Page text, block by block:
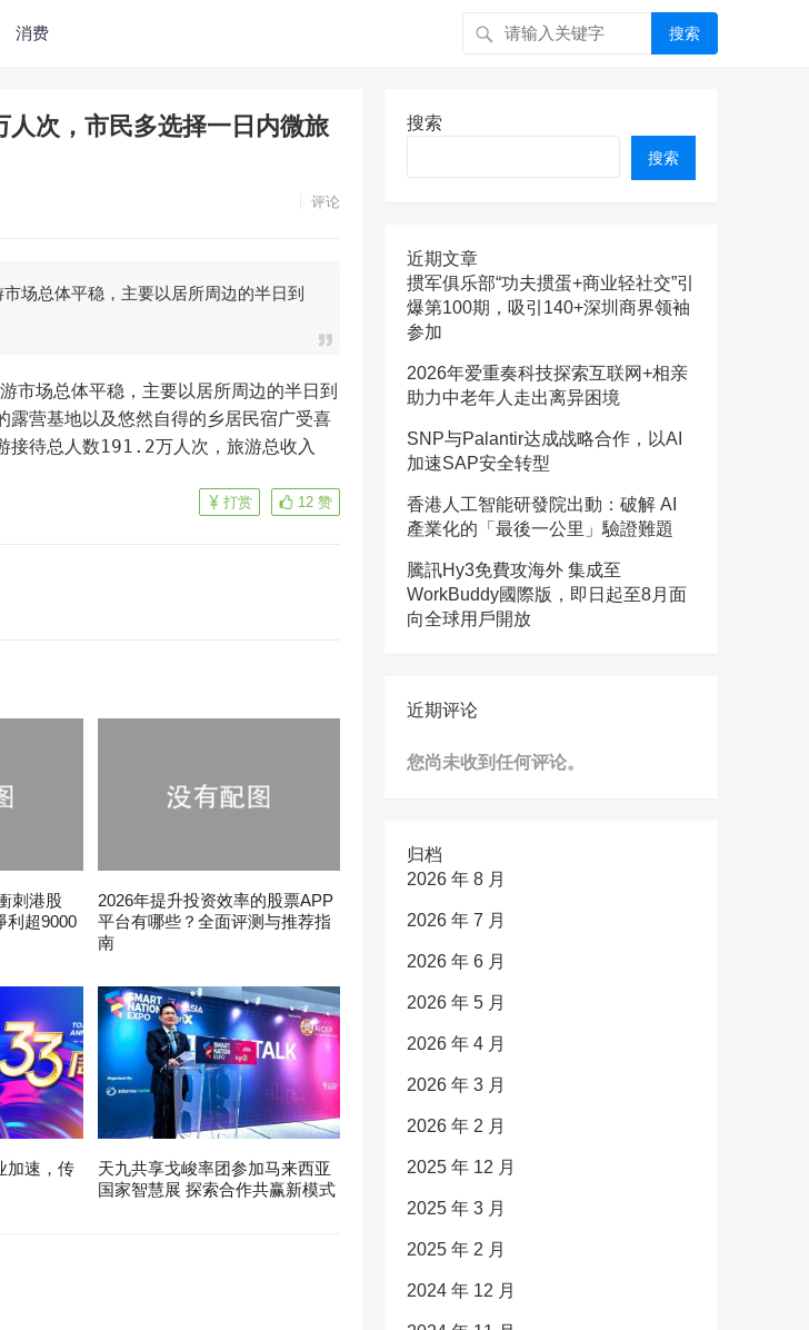
消费 搜索
次，市民多选择一日内微旅
评论
场总体平稳，主要以居所周边的半日到
露营基地以及悠然自得的乡居民宿广受喜
接待总人数191.2万人次，旅游总收入
12 赞
打赏
刺港股
利超9000
2026年提升投资效率的股票APP
平台有哪些？全面评测与推荐指
南
加速，传
天九共享戈峻率团参加马来西亚
国家智慧展 探索合作共赢新模式
搜索
搜索
近期文章
掼军俱乐部“功夫掼蛋+商业轻社交”引
爆第100期，吸引140+深圳商界领袖
参加
2026年爱重奏科技探索互联网+相亲
助力中老年人走出离异困境
SNP与Palantir达成战略合作，以AI
加速SAP安全转型
香港人工智能研發院出動：破解 AI
產業化的「最後一公里」驗證難題
騰訊Hy3免費攻海外 集成至
WorkBuddy國際版，即日起至8月面
向全球用戶開放
近期评论
您尚未收到任何评论。
归档
2026 年 8 月
2026 年 7 月
2026 年 6 月
2026 年 5 月
2026 年 4 月
2026 年 3 月
2026 年 2 月
2025 年 12 月
2025 年 3 月
2025 年 2 月
2024 年 12 月